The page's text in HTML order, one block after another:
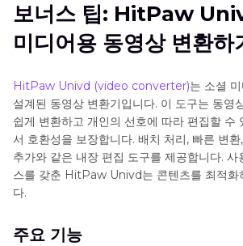
보너스 팁: HitPaw
미디어용 동영상 변환하
HitPaw Univd (video converter)는 소셜
설계된 동영상 변환기입니다. 이 도구는 동영
쉽게 변환하고 개인의 선호에 따라 편집할 수
서 호환성을 보장합니다. 배치 처리, 빠른 변
추가와 같은 내장 편집 도구를 제공합니다. 사
스를 갖춘 HitPaw Univd는 콘텐츠를 최적화
다.
주요 기능